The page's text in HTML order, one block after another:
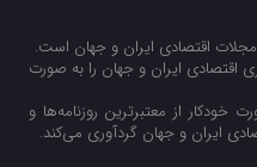
مجلات اقتصادی ایران و جهان است.
اقتصادی ایران و جهان را به صورت
خودکار از معتبرترین روزنامه‌ها و
ایران و جهان گردآوری می‌کند.